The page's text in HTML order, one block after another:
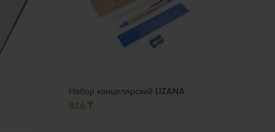
Набор канцелярский LIZANA
816 ₸